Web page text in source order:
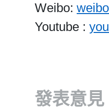
Weibo:
Youtube :
發表意見